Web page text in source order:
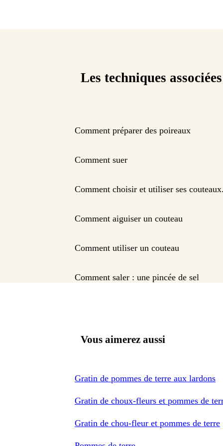
Les techniques associées
Comment préparer des poireaux
Comment suer
Comment choisir et utiliser ses
Comment aiguiser un couteau
Comment utiliser un couteau
Comment saler : une pincée de sel
Vous aimerez aussi
Gratin de pommes de terre aux lardons
Gratin de choux-fleurs et pommes de
Gratin de chou-fleur et pommes de terre